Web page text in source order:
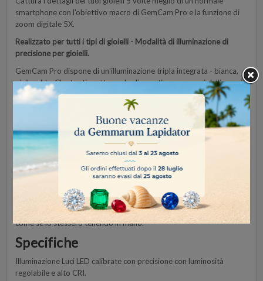
smartphone con l'obiettivo macro di GemCam Pro e la funzione di
zoom digitale 5X.
Realizzato per tutti i tipi di gioielli - Modalità di illuminazione di
precisione per gioielli.
GemCam Pro dispone di un'illuminazione tripla integrata - bianca,
gialla e blu. Che tu stia catturando diamanti, gemme o gioielli - ogni
modalità di illuminazione è calibrata con precisione per rivelare il
colore reale, migliorare la brillantezza e mostrare la bellezza dei tuoi
pezzi nella sua forma più pura.
Foto e video a 360°. Un clic.
GemCam Pro cattura foto e video impeccabili a 360° che mostrano
i tuoi gioielli da ogni angolo — senza sforzo. Nessuna configurazione
complessa, nessuna curva di apprendimento. Basta posizionare il
tuo pezzo, cliccare una volta, e lasciare che noi facciamo il lavoro
duro. Ogni curva, taglio e scintillio viene rivelato con precisione, così
i tuoi clienti possono vivere la piena brillantezza del tuo design —
come se lo stessero tenendo in mano.
Specifiche
Illuminazione Luci LED calibrate con precisione con luminosità
regolabile e alto CRI.